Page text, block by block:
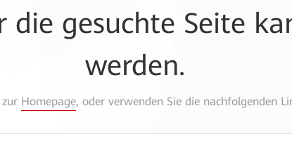
die gesuchte Seite
werden.
Homepage, oder verwenden Sie die nachfolgenden